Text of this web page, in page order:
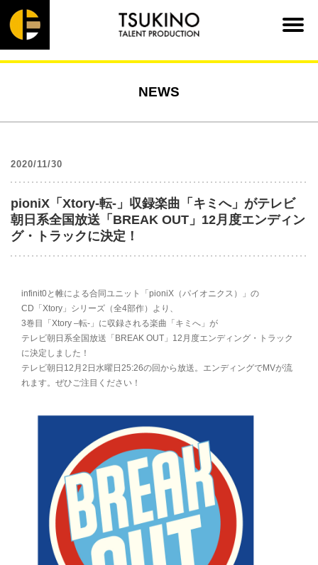
NEWS
2020/11/30
pioniX「Xtory-転-」収録楽曲「キミへ」がテレビ
朝日系全国放送「BREAK OUT」12月度エンディン
グ・トラックに決定！
infinit0と帷による合同ユニット「pioniX（パイオニクス）」の
CD「Xtory」シリーズ（全4部作）より、
3巻目「Xtory –転-」に収録される楽曲「キミへ」が
テレビ朝日系全国放送「BREAK OUT」12月度エンディング・トラック
に決定しました！
テレビ朝日12月2日水曜日25:26の回から放送。エンディングでMVが流
れます。ぜひご注目ください！